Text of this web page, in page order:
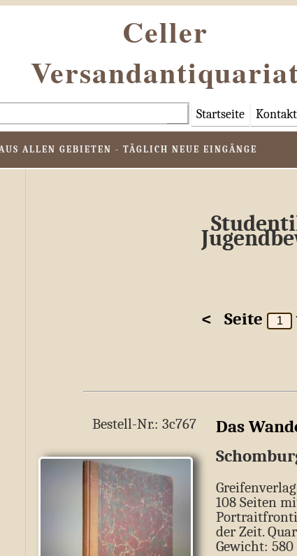
Celler
Startseite Kontakt
ALLEN GEBIETEN - TÄGLICH NEUE EINGÄNGE
< Seite
Bestell-Nr.: 3c767
Das
108 Seiten
der Zeit.
Gewicht: 580